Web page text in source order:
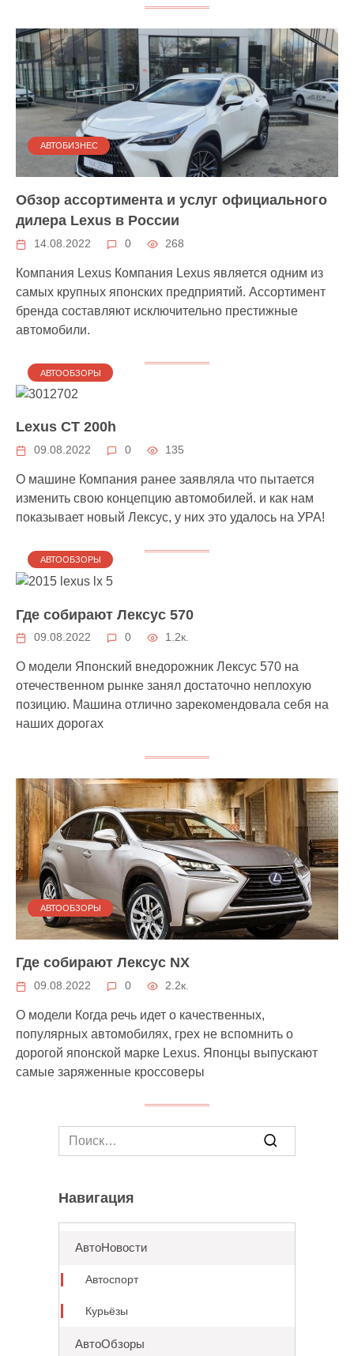
АВТОБИЗНЕС
Обзор ассортимента и услуг официального
дилера Lexus в России
14.08.2022 0 268
Компания Lexus Компания Lexus является одним из
самых крупных японских предприятий. Ассортимент
бренда составляют исключительно престижные
автомобили.
АВТООБЗОРЫ
Lexus CT 200h
09.08.2022 0 135
О машине Компания ранее заявляла что пытается
изменить свою концепцию автомобилей. и как нам
показывает новый Лексус, у них это удалось на УРА!
АВТООБЗОРЫ
Где собирают Лексус 570
09.08.2022 0 1.2к.
О модели Японский внедорожник Лексус 570 на
отечественном рынке занял достаточно неплохую
позицию. Машина отлично зарекомендовала себя на
наших дорогах
АВТООБЗОРЫ
Где собирают Лексус NX
09.08.2022 0 2.2к.
О модели Когда речь идет о качественных,
популярных автомобилях, грех не вспомнить о
дорогой японской марке Lexus. Японцы выпускают
самые заряженные кроссоверы
Search
for:
Навигация
АвтоНовости
Автоспорт
Курьёзы
АвтоОбзоры